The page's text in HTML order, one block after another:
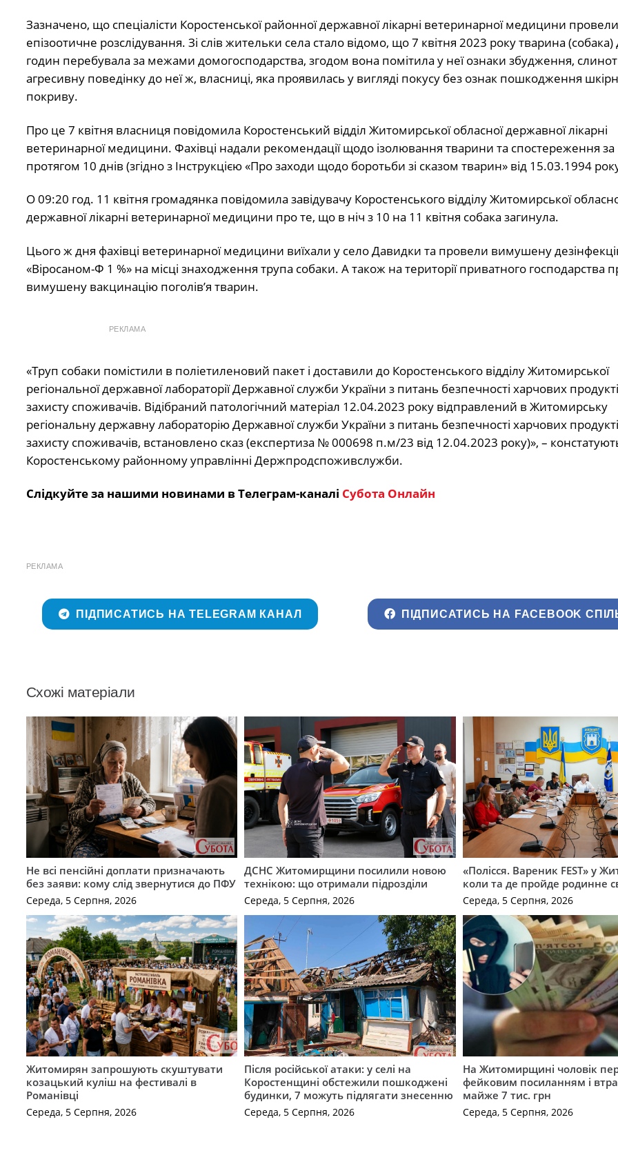
Зазначено, що спеціалісти Коростенської районної державної лікарні ветеринарної медицини провели
епізоотичне розслідування. Зі слів жительки села стало відомо, що 7 квітня 2023 року тварина (собака)
годин перебувала за межами домогосподарства, згодом вона помітила у неї ознаки збудження,
агресивну поведінку до неї ж, власниці, яка проявилась у вигляді покусу без ознак пошкодження
покриву.
Про це 7 квітня власниця повідомила Коростенський відділ Житомирської обласної державної лікарні
ветеринарної медицини. Фахівці надали рекомендації щодо ізолювання тварини та спостереження
протягом 10 днів (згідно з Інструкцією «Про заходи щодо боротьби зі сказом тварин» від 15.03.1994
О 09:20 год. 11 квітня громадянка повідомила завідувачу Коростенського відділу Житомирської
державної лікарні ветеринарної медицини про те, що в ніч з 10 на 11 квітня собака загинула.
Цього ж дня фахівці ветеринарної медицини виїхали у село Давидки та провели вимушену
«Віросаном-Ф 1 %» на місці знаходження трупа собаки. А також на території приватного господарства
вимушену вакцинацію поголів’я тварин.
РЕКЛАМА
«Труп собаки помістили в поліетиленовий пакет і доставили до Коростенського відділу Житомирської
регіональної державної лабораторії Державної служби України з питань безпечності харчових
захисту споживачів. Відібраний патологічний матеріал 12.04.2023 року відправлений в Житомирську
регіональну державну лабораторію Державної служби України з питань безпечності харчових
захисту споживачів, встановлено сказ (експертиза № 000698 п.м/23 від 12.04.2023 року)», –
Коростенському районному управлінні Держпродспоживслужби.
Слідкуйте за нашими новинами в Телеграм-каналі Субота Онлайн
РЕКЛАМА
ПІДПИСАТИСЬ НА TELEGRAM КАНАЛ ПІДПИСАТИСЬ НА FACEBOOK
Схожі матеріали
Не всі пенсійні доплати призначають
без заяви: кому слід звернутися до ПФУ
Середа, 5 Серпня, 2026
ДСНС Житомирщини посилили новою
технікою: що отримали підрозділи
Середа, 5 Серпня, 2026
«Полісся. Вареник FEST» у
коли та де пройде родинне
Середа, 5 Серпня, 2026
Житомирян запрошують скуштувати
козацький куліш на фестивалі в
Романівці
Середа, 5 Серпня, 2026
Після російської атаки: у селі на
Коростенщині обстежили пошкоджені
будинки, 7 можуть підлягати знесенню
Середа, 5 Серпня, 2026
На Житомирщині чоловік
фейковим посиланням і
майже 7 тис. грн
Середа, 5 Серпня, 2026